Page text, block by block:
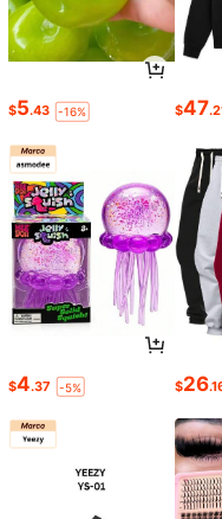
$5.43 -16% $47
$4.37 -5% $26